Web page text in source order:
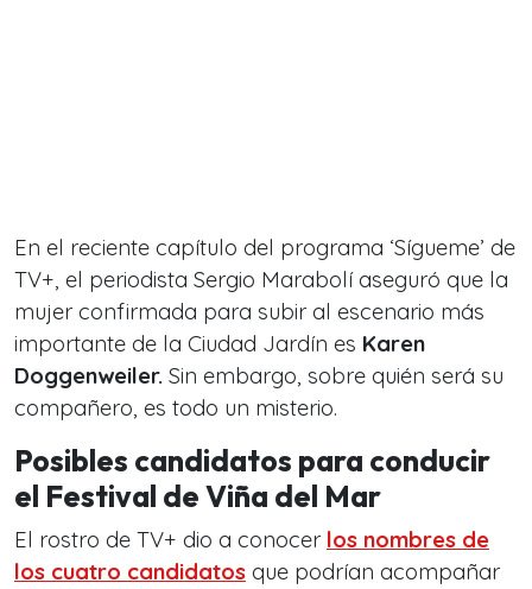
En el reciente capítulo del programa ‘Sígueme’ de
TV+, el periodista Sergio Marabolí aseguró que la
mujer confirmada para subir al escenario más
importante de la Ciudad Jardín es Karen
Doggenweiler. Sin embargo, sobre quién será su
compañero, es todo un misterio.
Posibles candidatos para conducir
el Festival de Viña del Mar
El rostro de TV+ dio a conocer los nombres de
los cuatro candidatos que podrían acompañar